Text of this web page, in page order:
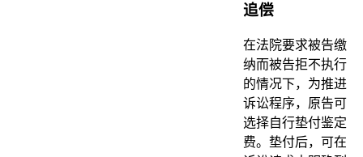
追偿
在法院要求被告缴
纳而被告拒不执行
的情况下，为推进
诉讼程序，原告可
选择自行垫付鉴定
费。垫付后，可在